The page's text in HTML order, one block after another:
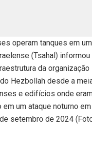
operam tanques em
(Tsahal)
da
Hezbollah desde a
e edifícios onde
em um ataque noturno
setembro de 2024